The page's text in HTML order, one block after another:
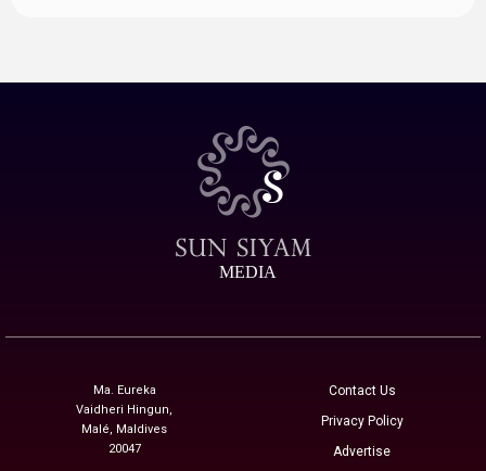
MEDIA
Ma. Eureka
Vaidheri Hingun,
Malé, Maldives
20047
Contact Us
Privacy Policy
Advertise